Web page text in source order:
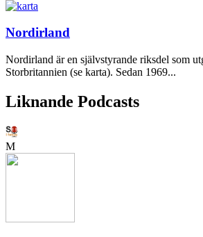
Nordirland
Nordirland är en självstyrande riksdel som
Storbritannien (se karta). Sedan 1969...
Liknande Podcasts
M